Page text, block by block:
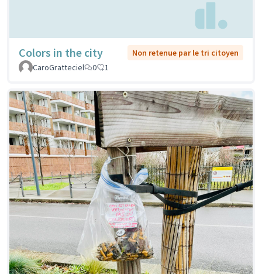
Colors in the city
Non retenue par le tri citoyen
CaroGratteciel
0 1